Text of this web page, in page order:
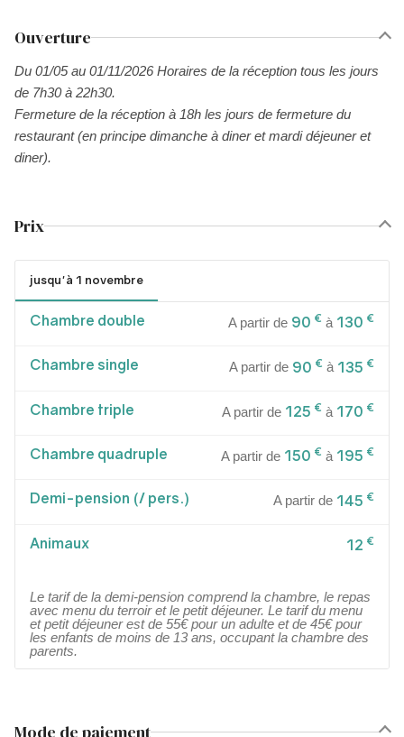
Ouverture
Du 01/05 au 01/11/2026 Horaires de la réception tous les jours
de 7h30 à 22h30.
Fermeture de la réception à 18h les jours de fermeture du
restaurant (en principe dimanche à diner et mardi déjeuner et
diner).
Prix
jusqu'à 1 novembre
Chambre double A partir de 90 € à 130 €
Chambre single A partir de 90 € à 135 €
Chambre triple A partir de 125 € à 170 €
Chambre quadruple A partir de 150 € à 195 €
Demi-pension (/ pers.) A partir de 145 €
Animaux 12 €
Le tarif de la demi-pension comprend la chambre, le repas
avec menu du terroir et le petit déjeuner. Le tarif du menu
et petit déjeuner est de 55€ pour un adulte et de 45€ pour
les enfants de moins de 13 ans, occupant la chambre des
parents.
Mode de paiement